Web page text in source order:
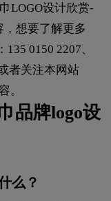
LOGO设计欣赏-
想要了解更多
0150 2207、
者关注本网站
。
品牌logo设
么？